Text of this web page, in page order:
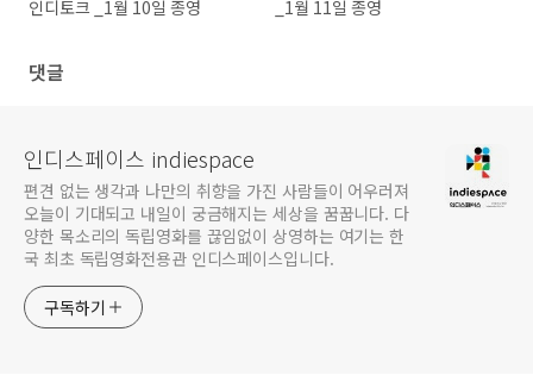
인디토크 _1월 10일 종영
_1월 11일 종영
댓글
인디스페이스 indiespace
편견 없는 생각과 나만의 취향을 가진 사람들이 어우러져
오늘이 기대되고 내일이 궁금해지는 세상을 꿈꿉니다. 다
양한 목소리의 독립영화를 끊임없이 상영하는 여기는 한
국 최초 독립영화전용관 인디스페이스입니다.
구독하기